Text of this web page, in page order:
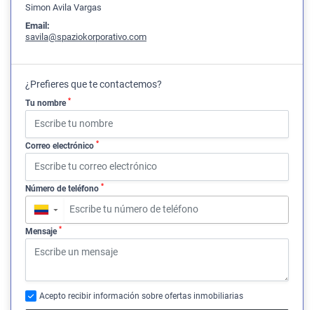
Simon Avila Vargas
Email:
savila@spaziokorporativo.com
¿Prefieres que te contactemos?
Tu nombre *
Correo electrónico *
Número de teléfono *
▼
Mensaje *
Acepto recibir información sobre ofertas inmobiliarias